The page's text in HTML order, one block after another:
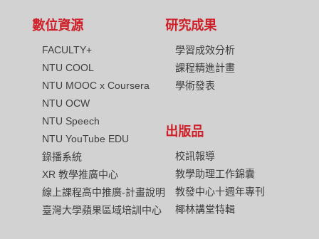
數位資源
FACULTY+
NTU COOL
NTU MOOC x Coursera
NTU OCW
NTU Speech
NTU YouTube EDU
錄播系統
XR 教學推廣中心
線上課程高中推廣-計畫說明
臺灣大學蘋果區域培訓中心
研究成果
學習成效分析
課程精進計畫
學術發表
出版品
校訊報導
教學助理工作錦囊
教發中心十週年專刊
椰林講堂特輯